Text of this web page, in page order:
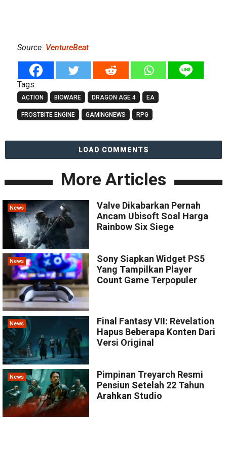
Source: VentureBeat
Tags:
ACTION BIOWARE DRAGON AGE 4 EA
FROSTBITE ENGINE GAMINGNEWS RPG
LOAD COMMENTS
More Articles
News
Valve Dikabarkan Pernah
Ancam Ubisoft Soal Harga
Rainbow Six Siege
News
Sony Siapkan Widget PS5
Yang Tampilkan Player
Count Game Terpopuler
News
Final Fantasy VII: Revelation
Hapus Beberapa Konten Dari
Versi Original
News
Pimpinan Treyarch Resmi
Pensiun Setelah 22 Tahun
Arahkan Studio